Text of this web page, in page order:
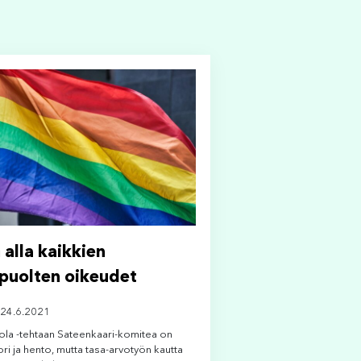
alla kaikkien
oikeudet
-tehtaan Sateenkaari-komitea on
ja hento, mutta tasa-arvotyön kautta